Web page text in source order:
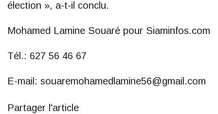
élection », a-t-il conclu.
Mohamed Lamine Souaré pour Siaminfos.com
Tél.: 627 56 46 67
E-mail: souaremohamedlamine56@gmail.com
Partager l'article